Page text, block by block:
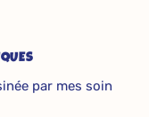
par mes soin